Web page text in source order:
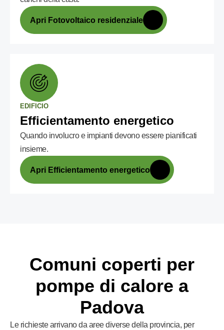
Apri Fotovoltaico residenziale
EDIFICIO
Efficientamento energetico
Quando involucro e impianti devono essere pianificati
insieme.
Apri Efficientamento energetico
Comuni coperti per
pompe di calore a
Padova
Le richieste arrivano da aree diverse della provincia, per